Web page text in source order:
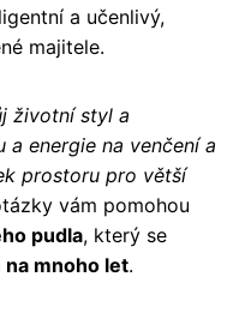
a učenlivý,
majitele.
životní styl a
energie na venčení a
prostoru pro větší
vám pomohou
pudla, který se
mnoho let.